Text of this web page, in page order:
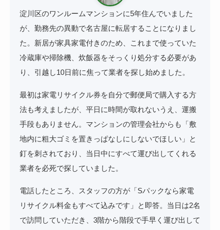
淀川区のワンルームマンションに5年住んでいました
が、勤務先の異動で名古屋に転居することになりまし
た。新居が家具家電付きのため、これまで使っていた
冷蔵庫や掃除機、炊飯器をそっくり処分する必要があ
り、引越し10日前に焦って業者を探し始めました。
最初は家電リサイクル券を自分で郵便局で購入する方
法も考えましたが、平日に時間が取れないうえ、運搬
手段もありません。マンションの管理会社からも「敷
地内に粗大ゴミを置きっぱなしにしないでほしい」と
釘を刺されており、当日中にすべて運び出してくれる
業者を必死で探していました。
電話したところ、スタッフの方が「Sパックなら家電
リサイクル料金もすべて込みです」と即答。当日は2名
で訪問していただき、3階から階段で手早く運び出して